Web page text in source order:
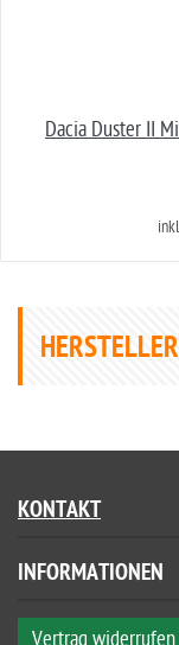
Dacia Duster II
KONTAKT
INFORMATIONEN
Vertrag widerrufen